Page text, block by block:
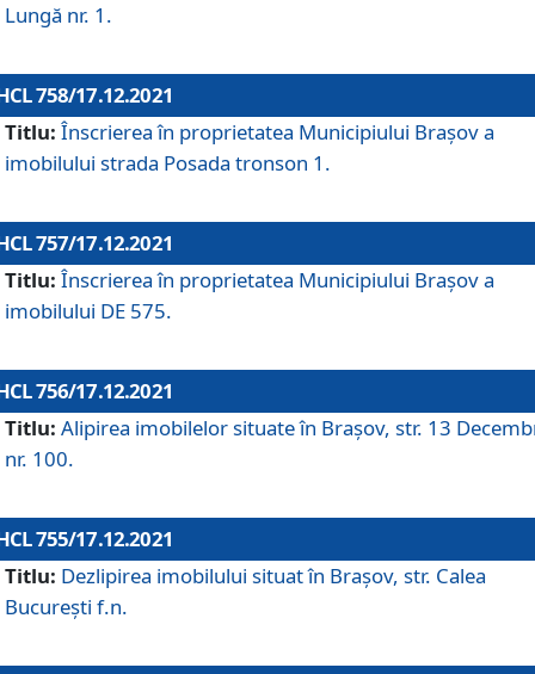
Lungă nr. 1.
758/17.12.2021
Titlu: Înscrierea în proprietatea Municipiului Brașov a
imobilului strada Posada tronson 1.
757/17.12.2021
Titlu: Înscrierea în proprietatea Municipiului Brașov a
imobilului DE 575.
756/17.12.2021
Titlu: Alipirea imobilelor situate în Brașov, str. 13
nr. 100.
755/17.12.2021
Titlu: Dezlipirea imobilului situat în Brașov, str. Calea
București f.n.